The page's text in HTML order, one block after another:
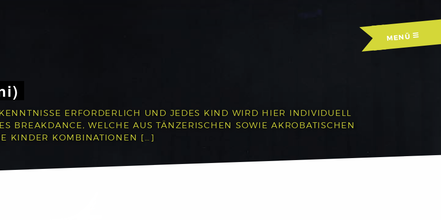
MENÜ
ERFORDERLICH UND JEDES KIND WIRD HIER INDIVIDUELL
BREAKDANCE, WELCHE AUS TÄNZERISCHEN SOWIE AKROBATISCHEN
KINDER KOMBINATIONEN […]